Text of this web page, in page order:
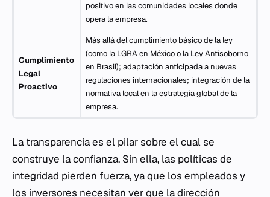
positivo en las comunidades locales donde
opera la empresa.
Cumplimiento
Legal
Proactivo
Más allá del cumplimiento básico de la ley
(como la LGRA en México o la Ley Antisoborno
en Brasil); adaptación anticipada a nuevas
regulaciones internacionales; integración de la
normativa local en la estrategia global de la
empresa.
La transparencia es el pilar sobre el cual se
construye la confianza. Sin ella, las políticas de
integridad pierden fuerza, ya que los empleados y
los inversores necesitan ver que la dirección